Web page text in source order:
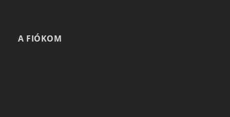
A FIÓKOM